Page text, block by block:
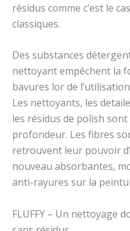
résidus comme c’est le
classiques.
Des substances
nettoyant empêchent la
bavures lor de
Les nettoyants, les
les résidus de polish
profondeur. Les fibres
retrouvent leur pouvoir
nouveau absorbantes,
anti-rayures sur la
FLUFFY – Un nettoyage